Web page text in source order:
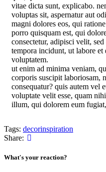
vitae dicta sunt, explicabo.
voluptas sit, aspernatur aut
magni dolores eos, qui
porro quisquam est, qui
consectetur, adipisci velit,
tempora incidunt, ut labore et
voluptatem.
ut enim ad minima veniam,
corporis suscipit laboriosam,
consequatur? quis autem vel
voluptate velit esse, quam
illum, qui dolorem eum
Tags: decorinspiration
Share:
What's your reaction?